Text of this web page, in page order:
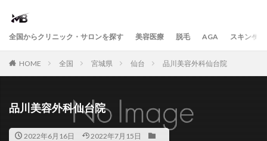
全国からクリニック・サロンを探す 美容医療 脱毛 AGA スキンケア
HOME 全国 宮城県 仙台 品川美容外科仙台院
品川美容外科仙台院
2022年6月16日 2022年7月15日